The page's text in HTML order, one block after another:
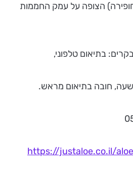
הצופה על עמק החממות
בתיאום טלפוני,
חובה בתיאום מראש.
https://justaloe.co.il/